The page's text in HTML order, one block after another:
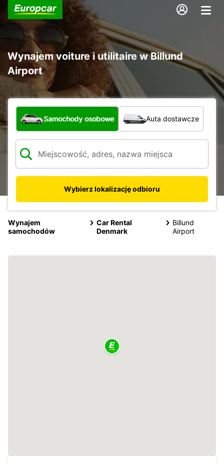
Wynajem voiture i utilitaire w Billund
Airport
Jaki typ pojazdu?
Samochody osobowe Auta dostawcze
Wybierz lokalizację odbioru
Wynajem
samochodów
Car Rental
Denmark
Billund
Airport